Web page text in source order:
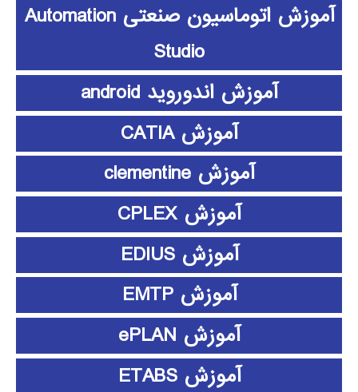
آموزش اتوماسیون صنعتی Automation
Studio
آموزش اندوروید android
آموزش CATIA
آموزش clementine
آموزش CPLEX
آموزش EDIUS
آموزش EMTP
آموزش ePLAN
آموزش ETABS